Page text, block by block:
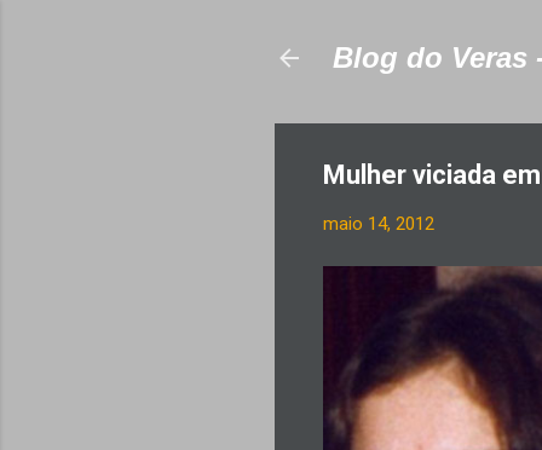
Blog do Veras
Mulher viciada
maio 14, 2012